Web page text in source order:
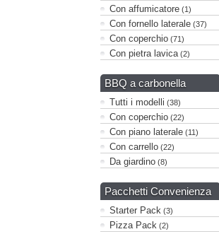
Con affumicatore (1)
Con fornello laterale (37)
Con coperchio (71)
Con pietra lavica (2)
BBQ a carbonella
Tutti i modelli (38)
Con coperchio (22)
Con piano laterale (11)
Con carrello (22)
Da giardino (8)
Pacchetti Convenienza
Starter Pack (3)
Pizza Pack (2)